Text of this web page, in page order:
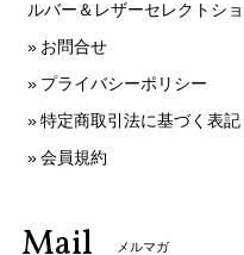
ルバー＆レザーセレクトシ
お問合せ
プライバシーポリシー
特定商取引法に基づく表記
会員規約
Mail メルマガ